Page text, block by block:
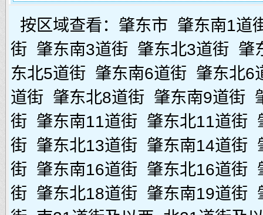
按区域查看： 肇东市 肇东南1道
街 肇东南3道街 肇东北3道街 肇
东北5道街 肇东南6道街 肇东北6
道街 肇东北8道街 肇东南9道街
街 肇东南11道街 肇东北11道街
街 肇东北13道街 肇东南14道街
街 肇东南16道街 肇东北16道街
街 肇东北18道街 肇东南19道街